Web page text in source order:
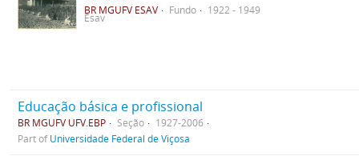
BR MGUFV ESAV Fundo 1922 - 1949
Esav
Educação básica e profissional
BR MGUFV UFV.EBP Seção
1927-2006
Part ofUniversidade Federal de Viçosa